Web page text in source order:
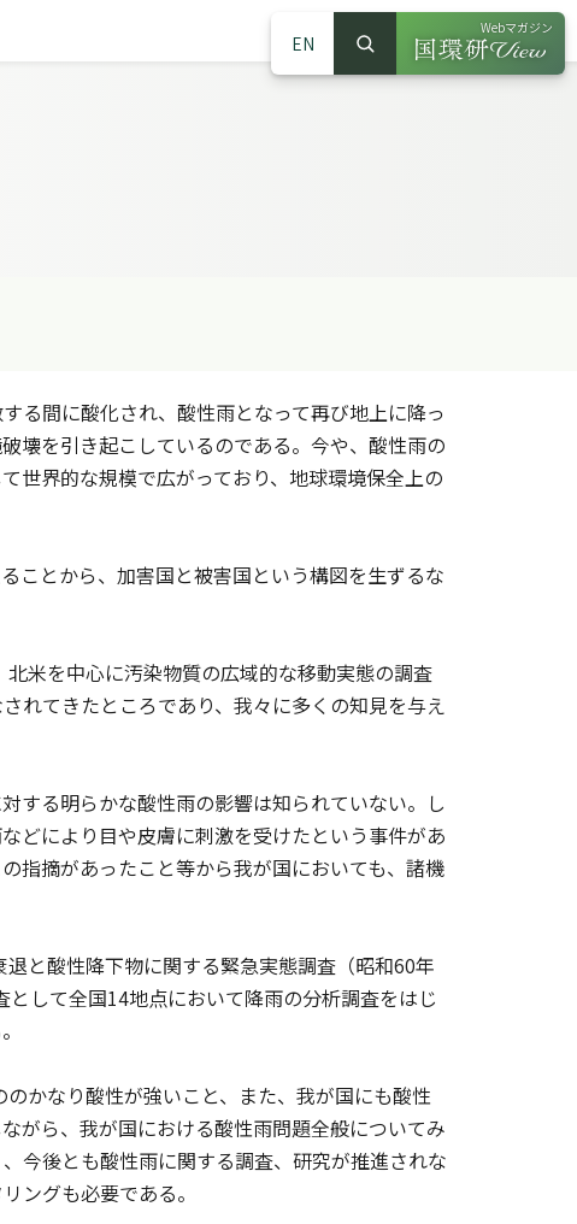
EN
サイト内検索
検索
Webマガジン
（別ウインドウ
る間に酸化され、酸性雨となって再び地上に降っ
壊を引き起こしているのである。今や、酸性雨の
世界的な規模で広がっており、地球環境保全上の
ことから、加害国と被害国という構図を生ずるな
米を中心に汚染物質の広域的な移動実態の調査
れてきたところであり、我々に多くの知見を与え
する明らかな酸性雨の影響は知られていない。し
どにより目や皮膚に刺激を受けたという事件があ
指摘があったこと等から我が国においても、諸機
と酸性降下物に関する緊急実態調査（昭和60年
して全国14地点において降雨の分析調査をはじ
かなり酸性が強いこと、また、我が国にも酸性
がら、我が国における酸性雨問題全般についてみ
今後とも酸性雨に関する調査、研究が推進されな
ングも必要である。